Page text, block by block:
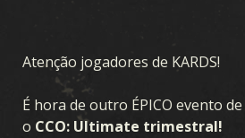
Atenção jogadores de KARDS!
É hora de outro ÉPICO evento
o CCO: Ultimate trimestral!